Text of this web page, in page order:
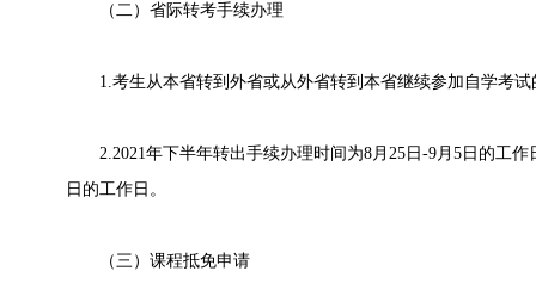
（二）省际转考手续办理
1.考生从本省转到外省或从外省转到本省继续参加自学考试
2.2021年下半年转出手续办理时间为8月25日-9月5日的工作
日的工作日。
（三）课程抵免申请